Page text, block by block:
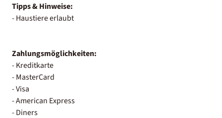
Tipps & Hinweise:
- Haustiere erlaubt
Zahlungsmöglichkeiten:
- Kreditkarte
- MasterCard
- Visa
- American Express
- Diners